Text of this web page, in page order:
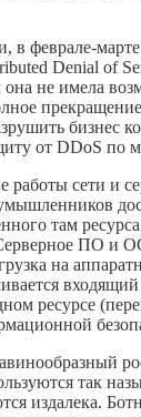
феврале-
Denial of
не имела
бизнес
от DDoS по
сети и
там
ПО и
на
ресурсе
так
издалека.